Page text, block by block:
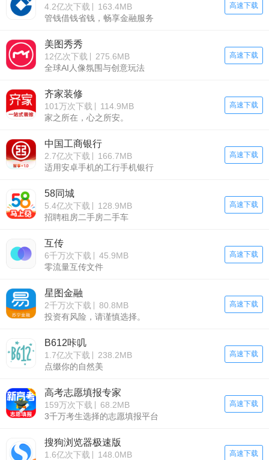
4.2亿次下载
163.4MB
管钱借钱省钱，畅享金融服务
高速下载
美图秀秀
12亿次下载
275.6MB
全球AI人像氛围与创意玩法
高速下载
齐家装修
101万次下载
114.9MB
家之所在，心之所安。
高速下载
中国工商银行
2.7亿次下载
166.7MB
适用安卓手机的工行手机银行
高速下载
58同城
5.4亿次下载
128.9MB
招聘租房二手房二手车
高速下载
互传
6千万次下载
45.9MB
零流量互传文件
高速下载
星图金融
2千万次下载
80.8MB
投资有风险，请谨慎选择。
高速下载
B612咔叽
1.7亿次下载
238.2MB
点缀你的自然美
高速下载
高考志愿填报专家
159万次下载
68.2MB
3千万考生选择的志愿填报平台
高速下载
搜狗浏览器极速版
1.6亿次下载
148.0MB
高速下载